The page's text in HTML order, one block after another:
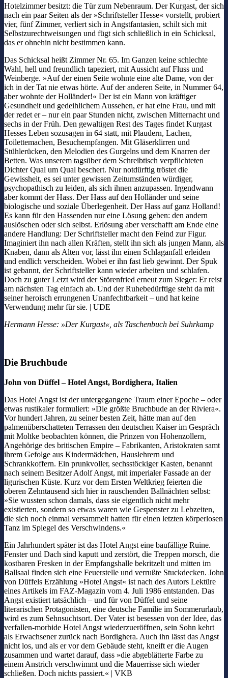
Hotelzimmer besitzt: die Tür zum Nebenraum. Der Kurgast, der sich
nach ein paar Seiten als der »Schriftsteller Hesse« vorstellt, probiert
vier, fünf Zimmer, verliert sich in Angstfantasien, schilt sich mit
Selbstzurechtweisungen und fügt sich schließlich in ein Schicksal,
das er ohnehin nicht bestimmen kann.
Das Schicksal heißt Zimmer Nr. 65. Im Ganzen keine schlechte
Wahl, hell und freundlich tapeziert, mit Aussicht auf Fluss und
Weinberge. »Auf der einen Seite wohnte eine alte Dame, von der
ich in der Tat nie etwas hörte. Auf der anderen Seite, in Nummer 64,
aber wohnte der Holländer!« Der ist ein Mann von kräftiger
Gesundheit und gedeihlichem Aussehen, er hat eine Frau, und mit
der redet er – nur ein paar Stunden nicht, zwischen Mitternacht und
sechs in der Früh. Den gewaltigen Rest des Tages findet Kurgast
Hesses Leben sozusagen in 64 statt, mit Plaudern, Lachen,
Toilettemachen, Besuchempfangen. Mit Gläserklirren und
Stühlerücken, den Melodien des Gurgelns und dem Knarren der
Betten. Was unserem tagsüber dem Schreibtisch verpflichteten
Dichter Qual um Qual beschert. Nur notdürftig tröstet die
Gewissheit, es sei unter gewissen Zeitumständen würdiger,
psychopathisch zu leiden, als sich ihnen anzupassen. Irgendwann
aber kommt der Hass. Der Hass auf den Holländer und seine
biologische und soziale Überlegenheit. Der Hass auf ganz Holland!
Es kann für den Hassenden nur eine Lösung geben: den andern
auslöschen oder sich selbst. Erlösung aber verschafft am Ende eine
andere Handlung: Der Schriftsteller macht den Feind zur Figur.
Imaginiert ihn nach allen Kräften, stellt ihn sich als jungen Mann, als
Knaben, dann als Alten vor, lässt ihn einen Schlaganfall erleiden
und endlich verscheiden. Wobei er ihn fast lieb gewinnt. Der Spuk
ist gebannt, der Schriftsteller kann wieder arbeiten und schlafen.
Doch zu guter Letzt wird der Störenfried erneut zum Sieger: Er reist
am nächsten Tag einfach ab. Und der Ruhebedürftige steht da mit
seiner heroisch errungenen Unanfechtbarkeit – und hat keine
Verwendung mehr für sie. | UDE
Hermann Hesse: »Der Kurgast«, als Taschenbuch bei Suhrkamp
Die Bruchbude
John von Düffel – Hotel Angst, Bordighera, Italien
Das Hotel Angst ist der untergegangene Traum einer Epoche – oder
etwas rustikaler formuliert: »Die größte Bruchbude an der Riviera«.
Vor hundert Jahren, zu seiner besten Zeit, hätte man auf den
palmenüberschatteten Terrassen den deutschen Kaiser im Gespräch
mit Moltke beobachten können, die Prinzen von Hohenzollern,
Angehörige des britischen Empire – Fabrikanten, Aristokraten samt
ihrem Gefolge aus Kindermädchen, Hauslehrern und
Schrankkoffern. Ein prunkvoller, sechsstöckiger Kasten, benannt
nach seinem Besitzer Adolf Angst, mit imperialer Fassade an der
ligurischen Küste. Kurz vor dem Ersten Weltkrieg feierten die
oberen Zehntausend sich hier in rauschenden Ballnächten selbst:
»Sie wussten schon damals, dass sie eigentlich nicht mehr
existierten, sondern so etwas waren wie Gespenster zu Lebzeiten,
die sich noch einmal versammelt hatten für einen letzten körperlosen
Tanz im Spiegel des Verschwindens.«
Ein Jahrhundert später ist das Hotel Angst eine baufällige Ruine.
Fenster und Dach sind kaputt und zerstört, die Treppen morsch, die
kostbaren Fresken in der Empfangshalle bekritzelt und mitten im
Ballsaal finden sich eine Feuerstelle und verrußte Stuckdecken. John
von Düffels Erzählung »Hotel Angst« ist nach des Autors Lektüre
eines Artikels im FAZ-Magazin vom 4. Juli 1986 entstanden. Das
Angst existiert tatsächlich – und für von Düffel und seine
literarischen Protagonisten, eine deutsche Familie im Sommerurlaub,
wird es zum Sehnsuchtsort. Der Vater ist besessen von der Idee, das
verfallen-morbide Hotel Angst wiederzueröffnen, sein Sohn kehrt
als Erwachsener zurück nach Bordighera. Auch ihn lässt das Angst
nicht los, und als er vor dem Gebäude steht, kneift er die Augen
zusammen und wartet darauf, dass »die abgeblätterte Farbe zu
einem Anstrich verschwimmt und die Mauerrisse sich wieder
schließen. Doch nichts passiert.« | VKB